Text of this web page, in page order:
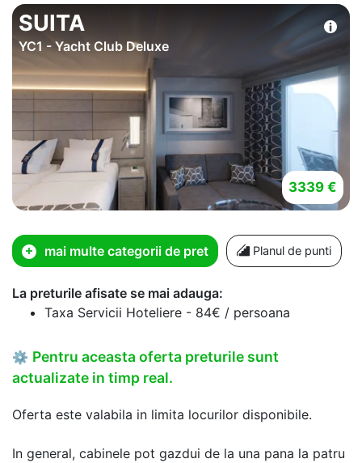
SUITA
YC1 - Yacht Club Deluxe
3339 €
mai multe categorii de pret Planul de punti
La preturile afisate se mai adauga:
Taxa Servicii Hoteliere - 84€ / persoana
⚙ Pentru aceasta oferta preturile sunt
actualizate in timp real.
Oferta este valabila in limita locurilor disponibile.
In general, cabinele pot gazdui de la una pana la patru